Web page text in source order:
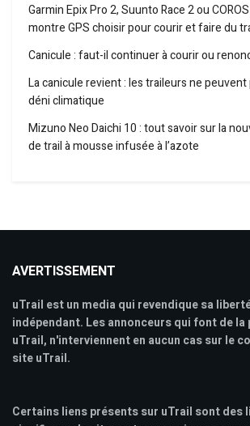
Garmin Epix Pro 2, Suunto Race 2 ou
montre GPS choisir pour courir et faire du
Canicule : faut-il continuer à courir ou
La canicule revient : les traileurs ne
déni climatique
Mizuno Neo Daichi 10 : tout savoir sur la
de trail à mousse infusée à l’azote
AVERTISSEMENT
uTrail est un media qui revendique sa
indépendant. Les annonceurs qui font de
uTrail, n'interviennent en aucun cas sur le
site uTrail.
Certains liens présents sur uTrail sont des